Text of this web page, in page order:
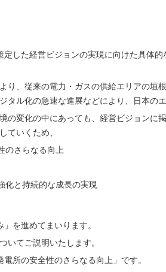
した経営ビジョンの実現に向けた具体
り、従来の電力・ガスの供給エリアの垣
タル化の急速な進展などにより、日本の
の変化の中にあっても、経営ビジョンに
ていくため、
のさらなる向上
化と持続的な成長の実現
を進めてまいります。
いてご説明いたします。
所の安全性のさらなる向上」です。